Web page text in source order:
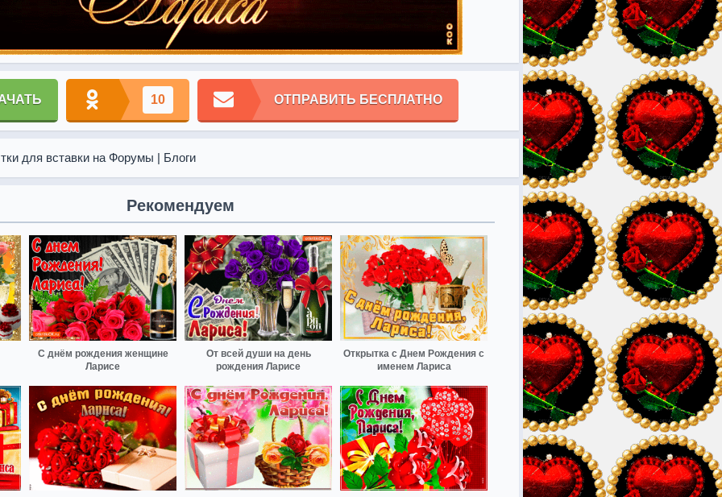
10 ОТПРАВИТЬ БЕСПЛАТНО
для вставки на Форумы | Блоги
Рекомендуем
С днём рождения женщине
Ларисе
От всей души на день
рождения Ларисе
Открытка с Днем Рождения с
именем Лариса